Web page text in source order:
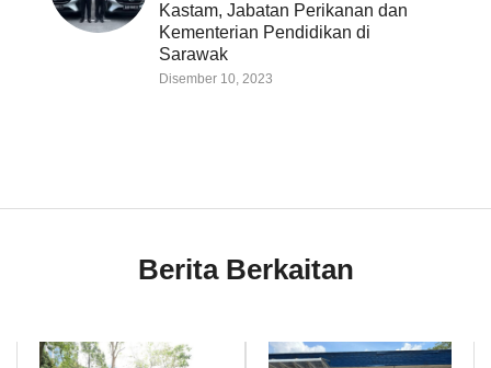
Kastam, Jabatan Perikanan dan
Kementerian Pendidikan di
Sarawak
Disember 10, 2023
Berita Berkaitan